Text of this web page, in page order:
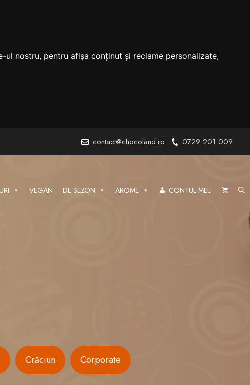
nostru, pentru afișa conținut și reclame personalizate,
contact@chocoland.ro 0729 201 009
VEGAN DE SEZON AROME CONTUL MEU
Crăciun Corporate